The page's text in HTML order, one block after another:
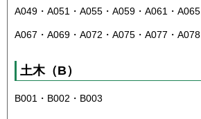
A049・A051・A055・A059・A061・A065
A067・A069・A072・A075・A077・A078
土木（B）
B001・B002・B003